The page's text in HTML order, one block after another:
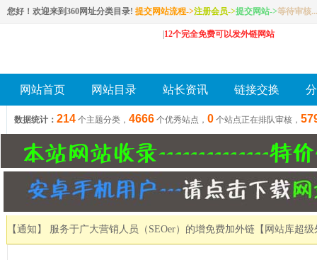
您好！欢迎来到360网址分类目录! 提交网站流程->注册会员->提交网站->等待审核...
12个完全免费可以发外链网站
网站首页 网站目录 站长资讯 链接交换
数据统计： 214 个主题分类， 4666 个优秀站点， 0 个站点正在排队审核，
【通知】 服务于广大营销人员（SEOer）的增免费加外链 【网站库超